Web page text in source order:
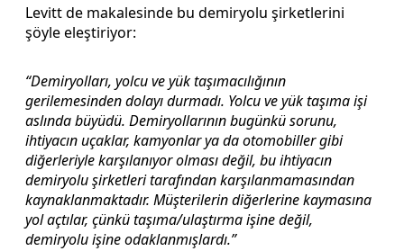
Levitt de makalesinde bu demiryolu şirketlerini
şöyle eleştiriyor:
“Demiryolları, yolcu ve yük taşımacılığının
gerilemesinden dolayı durmadı. Yolcu ve yük taşıma işi
aslında büyüdü. Demiryollarının bugünkü sorunu,
ihtiyacın uçaklar, kamyonlar ya da otomobiller gibi
diğerleriyle karşılanıyor olması değil, bu ihtiyacın
demiryolu şirketleri tarafından karşılanmamasından
kaynaklanmaktadır. Müşterilerin diğerlerine kaymasına
yol açtılar, çünkü taşıma/ulaştırma işine değil,
demiryolu işine odaklanmışlardı.”